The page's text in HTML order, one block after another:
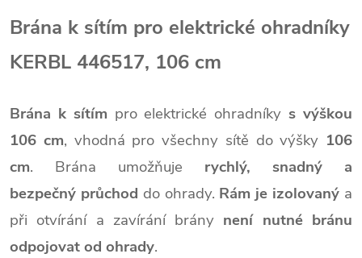
Brána k sítím pro elektrické ohradníky
KERBL 446517, 106 cm
Brána k sítím pro elektrické ohradníky s výškou
106 cm, vhodná pro všechny sítě do výšky 106
cm. Brána umožňuje
rychlý, snadný a
bezpečný průchod do ohrady. Rám je izolovaný a
při otvírání a zavírání brány není nutné bránu
odpojovat od ohrady.